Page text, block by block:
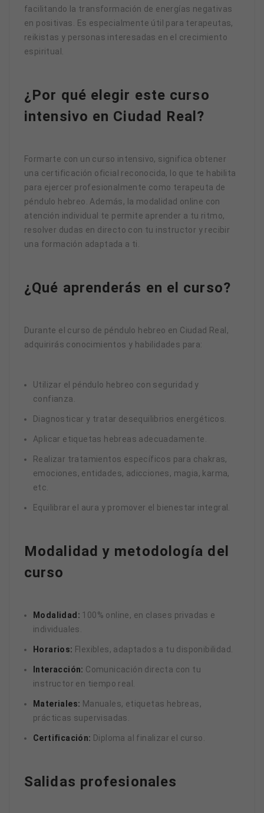
facilitando la transformación de energías negativas
en positivas. Es especialmente útil para terapeutas,
reikistas y personas interesadas en el crecimiento
espiritual.
¿Por qué elegir este curso
intensivo en Ciudad Real?
Formarte con un curso intensivo, significa obtener
una certificación oficial reconocida, lo que te habilita
para ejercer profesionalmente como terapeuta de
péndulo hebreo. Además, la modalidad online con
atención individual te permite aprender a tu ritmo,
resolver dudas en directo con tu instructor y recibir
una formación adaptada a ti.
¿Qué aprenderás en el curso?
Durante el curso de péndulo hebreo en Ciudad Real,
adquirirás conocimientos y habilidades para:
Utilizar el péndulo hebreo con seguridad y
confianza.
Diagnosticar y tratar desequilibrios energéticos.
Aplicar etiquetas hebreas adecuadamente.
Realizar tratamientos específicos para chakras,
emociones, entidades, adicciones, magia, karma,
etc.
Equilibrar el aura y promover el bienestar integral.
Modalidad y metodología del
curso
Modalidad: 100% online, en clases privadas e
individuales.
Horarios: Flexibles, adaptados a tu disponibilidad.
Interacción: Comunicación directa con tu
instructor en tiempo real.
Materiales: Manuales, etiquetas hebreas,
prácticas supervisadas.
Certificación: Diploma al finalizar el curso.
Salidas profesionales